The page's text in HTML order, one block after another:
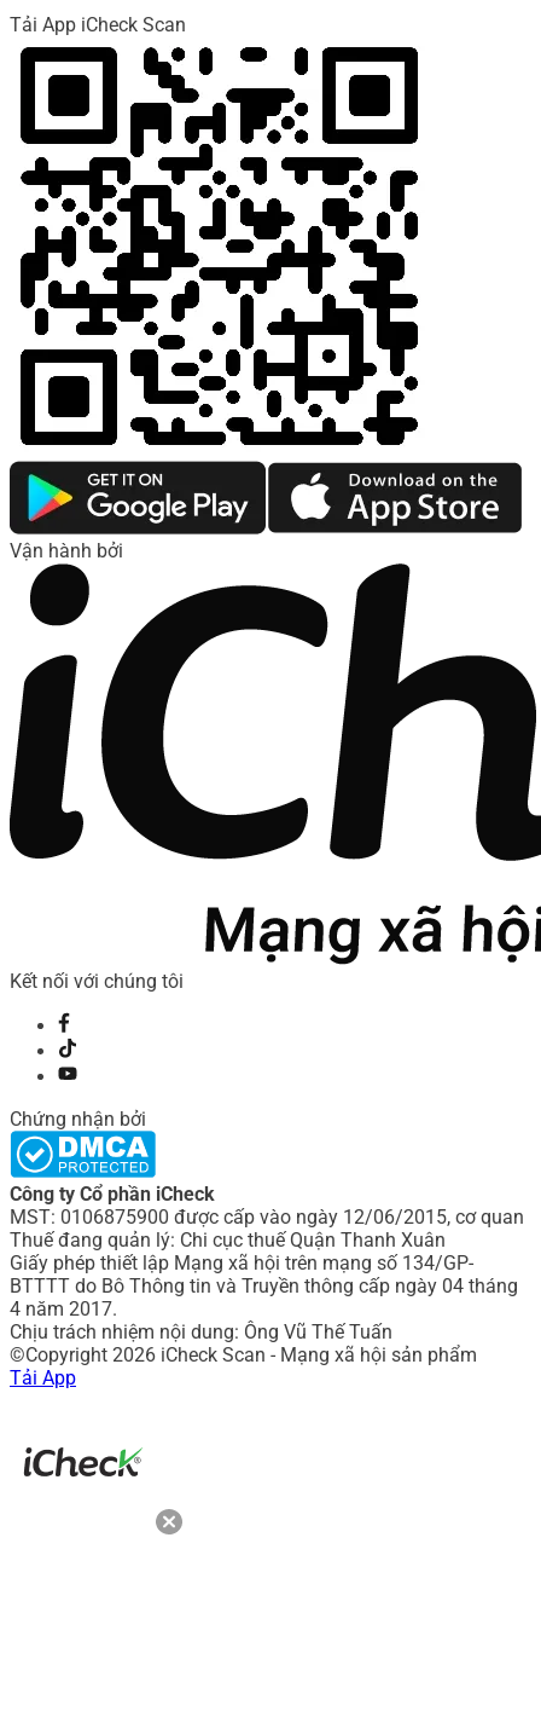
Tải App iCheck Scan
Vận hành bởi
Kết nối với chúng tôi
Chứng nhận bởi
Công ty Cổ phần iCheck
MST: 0106875900 được cấp vào ngày 12/06/2015, cơ quan
Thuế đang quản lý: Chi cục thuế Quận Thanh Xuân
Giấy phép thiết lập Mạng xã hội trên mạng số 134/GP-
BTTTT do Bô Thông tin và Truyền thông cấp ngày 04 tháng
4 năm 2017.
Chịu trách nhiệm nội dung: Ông Vũ Thế Tuấn
©Copyright 2026 iCheck Scan - Mạng xã hội sản phẩm
Tải App